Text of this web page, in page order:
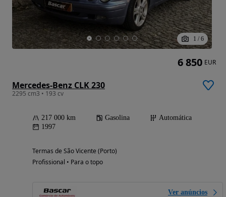
1 / 6
Mercedes-Benz CLK 230
2295 cm3 • 193 cv
217 000 km Gasolina
Automática
1997
Termas de São Vicente (Porto)
Profissional • Para o topo
Ver anúncios
6 850 EUR